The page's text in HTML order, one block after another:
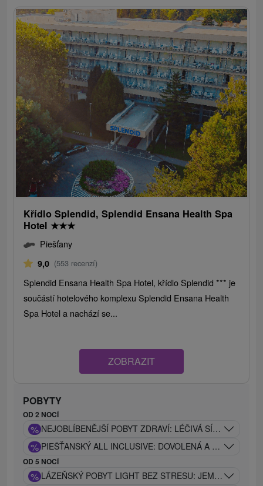
Křídlo Splendid, Splendid Ensana Health Spa
Hotel ★★★
Piešťany
9,0 (553 recenzí)
Splendid Ensana Health Spa Hotel, křídlo Splendid *** je
součástí hotelového komplexu Splendid Ensana Health
Spa Hotel a nachází se...
ZOBRAZIT
POBYTY
OD 2 NOCÍ
% NEJOBLÍBENĚJŠÍ POBYT ZDRAVÍ: LÉČIVÁ SÍLA
% PIEŠŤANSKÝ ALL INCLUSIVE: DOVOLENÁ A
OD 5 NOCÍ
% LÁZEŇSKÝ POBYT LIGHT BEZ STRESU: JEMNÝ